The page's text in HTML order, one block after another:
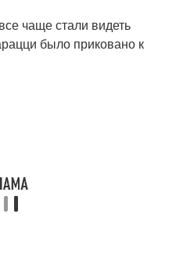
чаще стали видеть
было приковано к